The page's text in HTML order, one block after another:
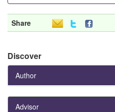
Share
Discover
Author
Advisor